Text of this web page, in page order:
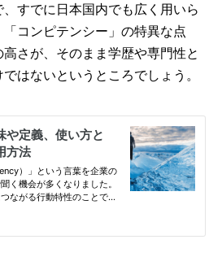
すでに日本国内でも広く用いら
コンピテンシー」の特異な点
さが、そのまま学歴や専門性と
はないというところでしょう。